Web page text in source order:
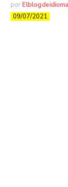
por
09/07/2021